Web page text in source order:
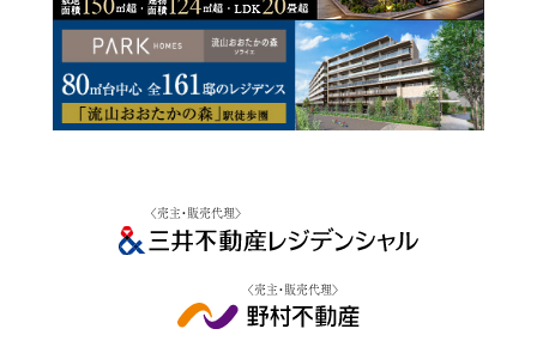
〈売主・販売代理〉
〈売主・販売代理〉